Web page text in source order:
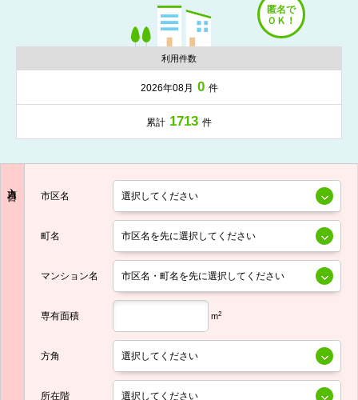
利用件数
2026年08月 0 件
累計 1713 件
市区名
町名
マンション名
専有面積 m2
方角
所在階